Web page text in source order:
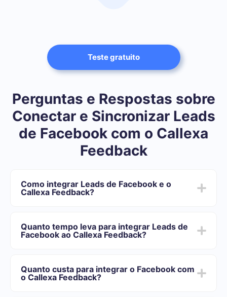
Teste gratuito
Perguntas e Respostas sobre
Conectar e Sincronizar Leads
de Facebook com o Callexa
Feedback
Como integrar Leads de Facebook e o
Callexa Feedback?
Escolha quais dados transferir do Facebook para o
Callexa Feedback
do Facebook para o Callexa Feedback
Quanto tempo leva para integrar Leads de
Facebook ao Callexa Feedback?
de 5 a 30 minutos. Em média, a configuração leva de
10 a 15 minutos.
Quanto custa para integrar o Facebook com
o Callexa Feedback?